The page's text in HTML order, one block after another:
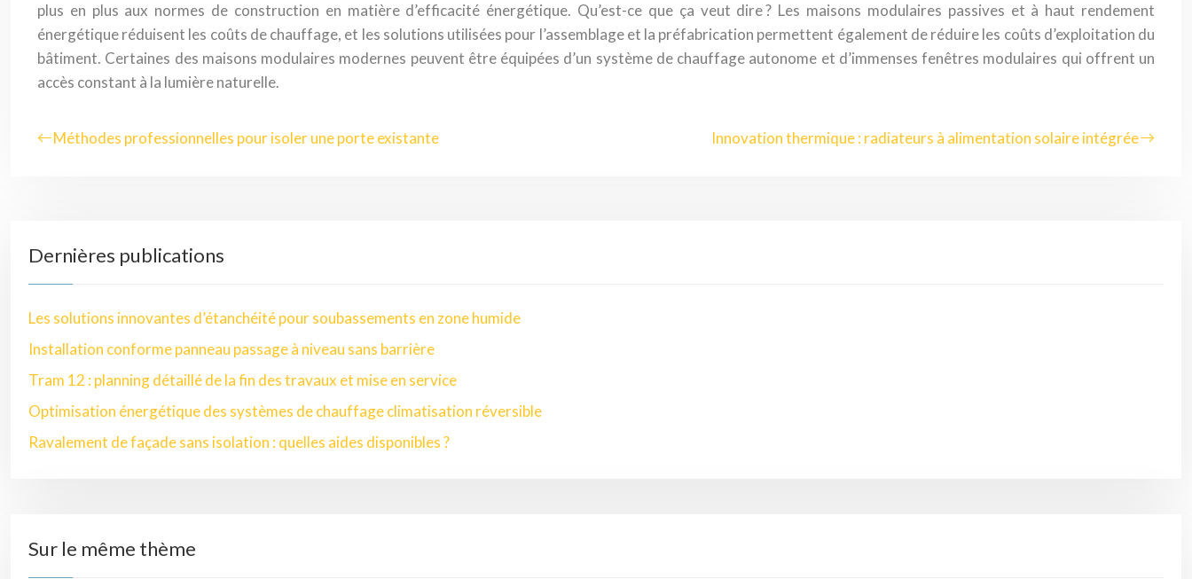
plus en plus aux normes de construction en matière d’efficacité énergétique. Qu’est-ce que ça veut dire ? Les maisons modulaires passives et à haut rendement
énergétique réduisent les coûts de chauffage, et les solutions utilisées pour l’assemblage et la préfabrication permettent également de réduire les coûts d’exploitation du
bâtiment. Certaines des maisons modulaires modernes peuvent être équipées d’un système de chauffage autonome et d’immenses fenêtres modulaires qui offrent un
accès constant à la lumière naturelle.
Méthodes professionnelles pour isoler une porte existante Innovation thermique : radiateurs à alimentation solaire intégrée
Dernières publications
Les solutions innovantes d’étanchéité pour soubassements en zone humide
Installation conforme panneau passage à niveau sans barrière
Tram 12 : planning détaillé de la fin des travaux et mise en service
Optimisation énergétique des systèmes de chauffage climatisation réversible
Ravalement de façade sans isolation : quelles aides disponibles ?
Sur le même thème